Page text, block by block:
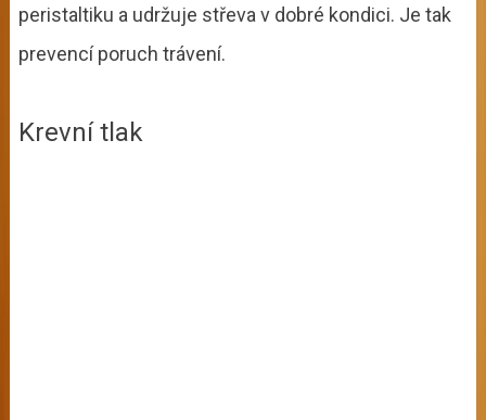
peristaltiku a udržuje střeva v dobré kondici. Je tak
prevencí poruch trávení.
Krevní tlak